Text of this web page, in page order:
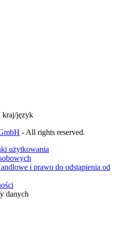
kraj/język
- All rights reserved.
użytkowania
i prawo do odstąpienia od
danych